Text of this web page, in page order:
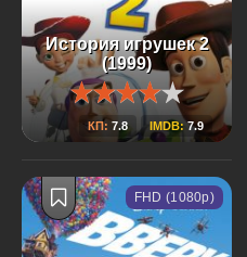
История игрушек 2
(1999)
КП: 7.8 IMDB:7.9
FHD (1080p)